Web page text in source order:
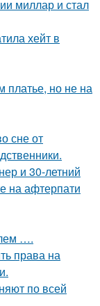
миллар и стал
хейт в
платье, но не на
сне от
и 30-летний
на афтерпати
….
права на
по всей